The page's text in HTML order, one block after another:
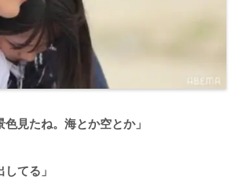
見たね。海とか空とか」
てる」